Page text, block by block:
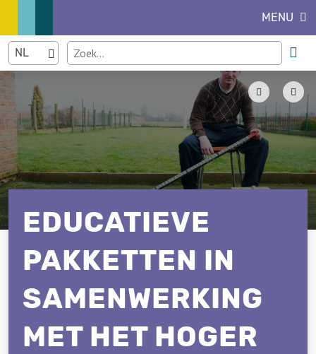
MENU
EDUCATIEVE
PAKKETTEN IN
SAMENWERKING
MET HET HOGER